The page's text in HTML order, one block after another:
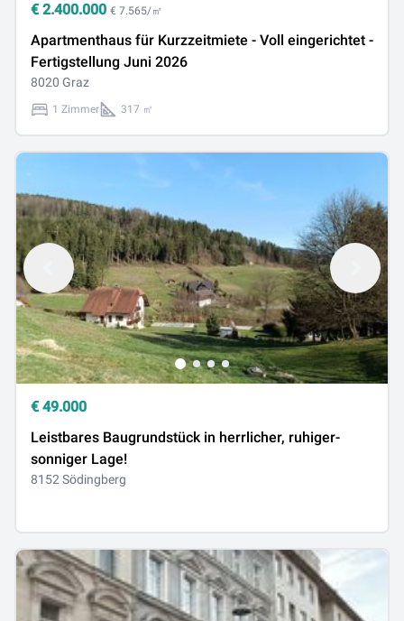
€ 2.400.000 € 7.565/㎡
Apartmenthaus für Kurzzeitmiete - Voll eingerichtet -
Fertigstellung Juni 2026
8020 Graz
1 Zimmer 317 ㎡
€ 49.000
Leistbares Baugrundstück in herrlicher, ruhiger-
sonniger Lage!
8152 Södingberg